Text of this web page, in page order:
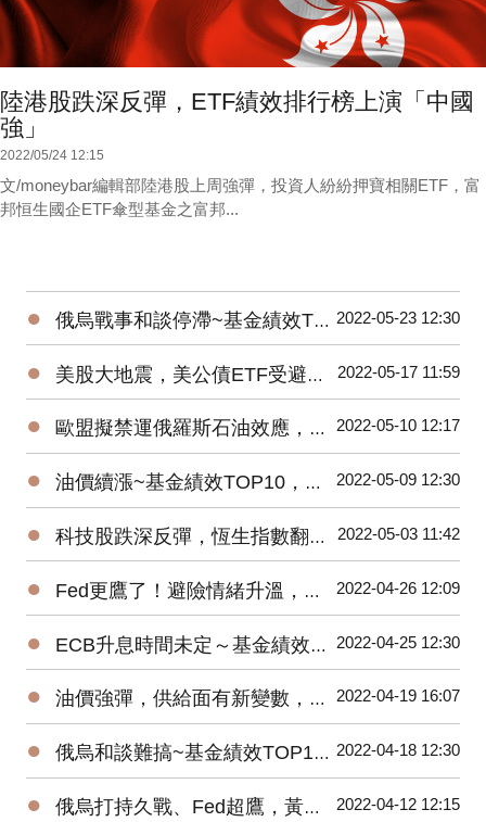
陸港股跌深反彈，ETF績效排行榜上演「中國
強」
2022/05/24 12:15
文/moneybar編輯部陸港股上周強彈，投資人紛紛押寶相關ETF，富
邦恒生國企ETF傘型基金之富邦...
● 俄烏戰事和談停滯~基金績效TOP10，能源基金領漲！ 2022-05-23 12:30
● 美股大地震，美公債ETF受避險買盤青睞 2022-05-17 11:59
● 歐盟擬禁運俄羅斯石油效應，原油ETF績效衝第一 2022-05-10 12:17
● 油價續漲~基金績效TOP10，能源基金漲勢未歇！ 2022-05-09 12:30
● 科技股跌深反彈，恆生指數翻紅，港股ETF一吐怨氣 2022-05-03 11:42
● Fed更鷹了！避險情緒升溫，反向ETF躍市場主流 2022-04-26 12:09
● ECB升息時間未定～基金績效TOP10，歐洲基金反彈！ 2022-04-25 12:30
● 油價強彈，供給面有新變數，原油ETF績效遙遙領先 2022-04-19 16:07
● 俄烏和談難搞~基金績效TOP10，能源、金屬漲勢未歇！ 2022-04-18 12:30
● 俄烏打持久戰、Fed超鷹，黃豆、美元ETF績優 2022-04-12 12:15